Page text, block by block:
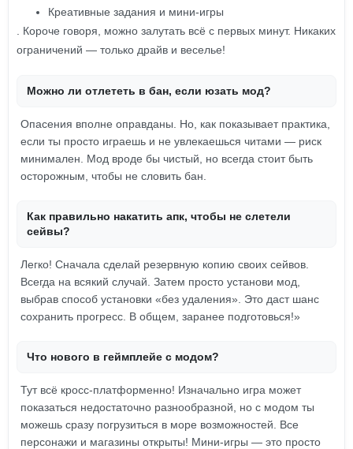
Креативные задания и мини-игры
. Короче говоря, можно залутать всё с первых минут. Никаких
ограничений — только драйв и веселье!
Можно ли отлететь в бан, если юзать мод?
Опасения вполне оправданы. Но, как показывает практика,
если ты просто играешь и не увлекаешься читами — риск
минимален. Мод вроде бы чистый, но всегда стоит быть
осторожным, чтобы не словить бан.
Как правильно накатить апк, чтобы не слетели
сейвы?
Легко! Сначала сделай резервную копию своих сейвов.
Всегда на всякий случай. Затем просто установи мод,
выбрав способ установки «без удаления». Это даст шанс
сохранить прогресс. В общем, заранее подготовься!»
Что нового в геймплейе с модом?
Тут всё кросс-платформенно! Изначально игра может
показаться недостаточно разнообразной, но с модом ты
можешь сразу погрузиться в море возможностей. Все
персонажи и магазины открыты! Мини-игры — это просто